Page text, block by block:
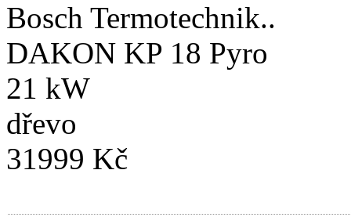
Bosch Termotechnik..
DAKON KP 18 Pyro
21 kW
dřevo
31999 Kč